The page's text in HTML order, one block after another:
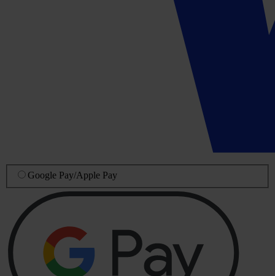
Google Pay/Apple Pay